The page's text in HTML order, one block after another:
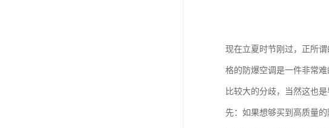
现在立夏时节刚过，正所
格的防爆空调是一件非常
比较大的分歧，当然这也
先：如果想够买到高质量